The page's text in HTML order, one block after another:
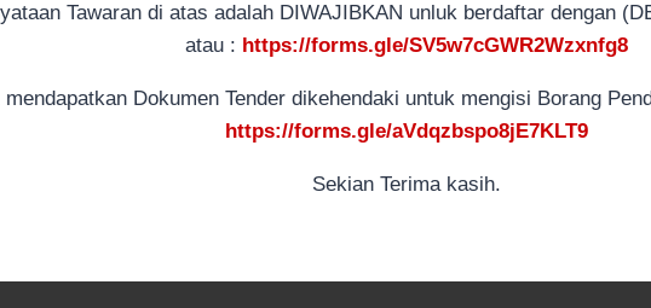
Tawaran di atas adalah DIWAJIBKAN unluk berdaftar dengan
atau : https://forms.gle/SV5w7cGWR2Wzxnfg8
Dokumen Tender dikehendaki untuk mengisi Borang
https://forms.gle/aVdqzbspo8jE7KLT9
Sekian Terima kasih.